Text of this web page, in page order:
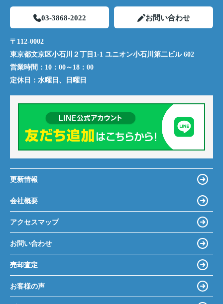
03-3868-2022 お問い合わせ
〒112-0002
東京都文京区小石川２丁目1-1 ユニオン小石川第二ビル 602
営業時間： 10：00～18：00
定休日： 水曜日、日曜日
更新情報
会社概要
アクセスマップ
お問い合わせ
売却査定
お客様の声